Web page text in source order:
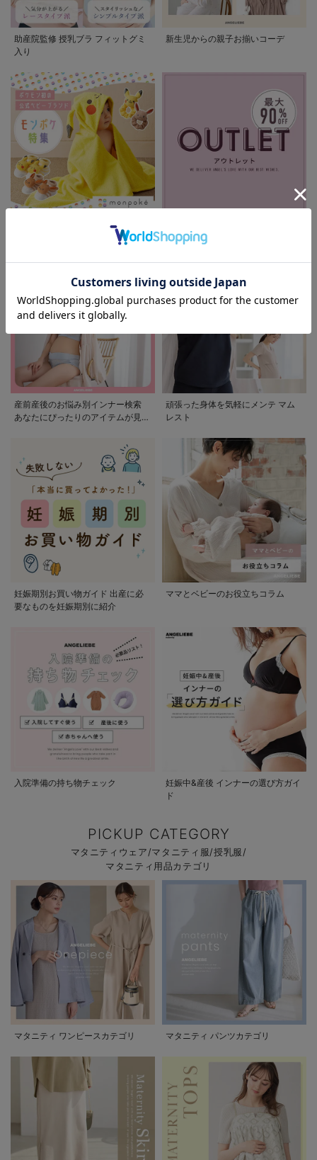
助産院監修 授乳ブラ フィットグミ
入り
新生児からの親子お揃いコーデ
産前産後のお悩み別インナー検索
あなたにぴったりのアイテムが見つ
頑張った身体を気軽にメンテ マム
レスト
妊娠期別お買い物ガイド 出産に必
要なものを妊娠期別に紹介
ママとベビーのお役立ちコラム
入院準備の持ち物チェック
妊娠中&産後 インナーの選び方ガイ
ド
PICKUP CATEGORY
マタニティウェア/マタニティ服/授乳服/
マタニティ用品カテゴリ
マタニティ ワンピースカテゴリ マタニティ パンツカテゴリ